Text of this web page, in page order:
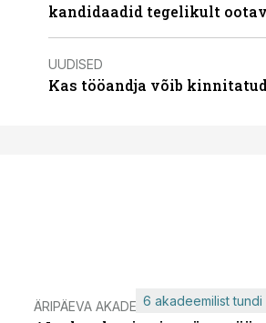
kandidaadid tegelikult
UUDISED
Kas tööandja võib
ÄRIPÄEVA AKADEEMIA6 akadeemilist tundi